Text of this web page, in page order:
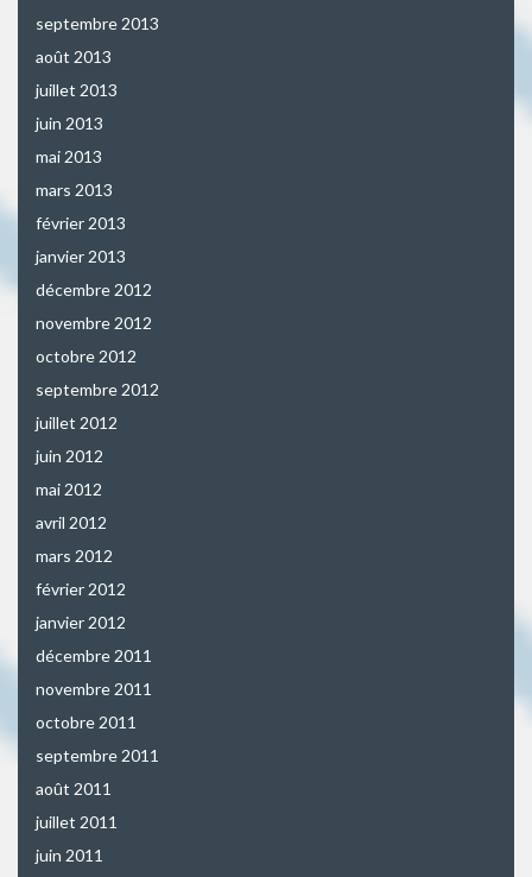
septembre 2013
août 2013
juillet 2013
juin 2013
mai 2013
mars 2013
février 2013
janvier 2013
décembre 2012
novembre 2012
octobre 2012
septembre 2012
juillet 2012
juin 2012
mai 2012
avril 2012
mars 2012
février 2012
janvier 2012
décembre 2011
novembre 2011
octobre 2011
septembre 2011
août 2011
juillet 2011
juin 2011